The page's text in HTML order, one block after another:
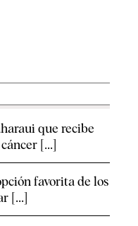
que recibe
[...]
favorita de los
[...]